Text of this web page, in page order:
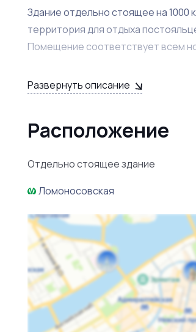
Здание отдельно стоящее на 1000
территория для отдыха
Помещение соответствует всем
Возможны варианты покупки.
Развернуть описание
Расположение
Отдельно стоящее здание
Ломоносовская